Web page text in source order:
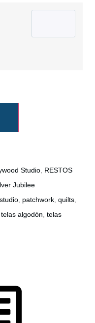
Studio, RESTOS
Jubilee
, patchwork, quilts,
telas algodón, telas